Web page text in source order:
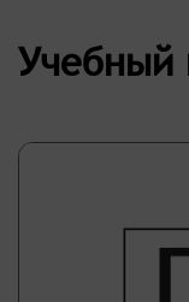
Учебный